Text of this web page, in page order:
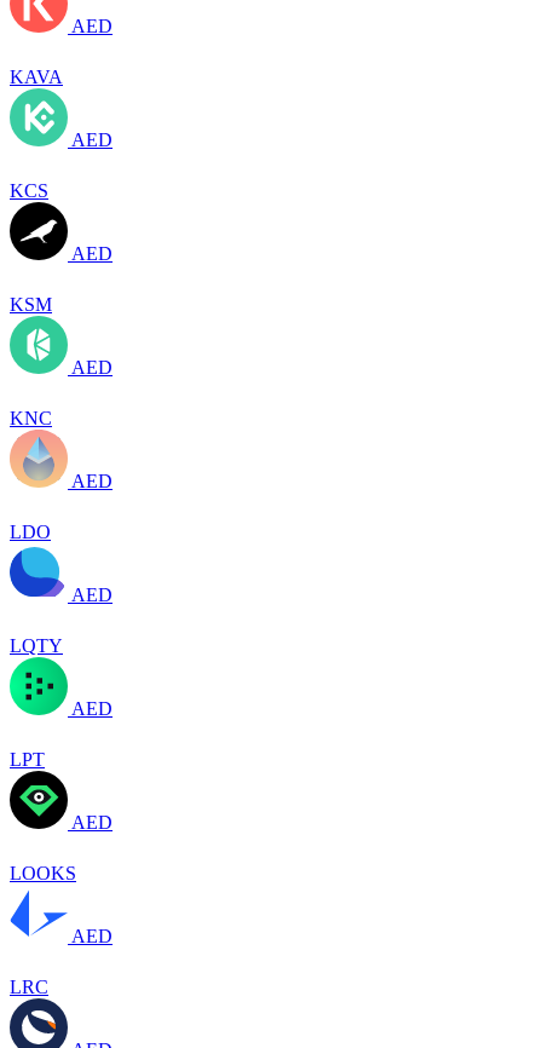
AED
KAVA
AED
KCS
AED
KSM
AED
KNC
AED
LDO
AED
LQTY
AED
LPT
AED
LOOKS
AED
LRC